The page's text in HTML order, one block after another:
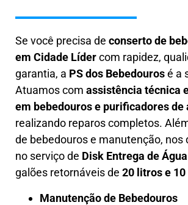
Se você precisa de conserto de
em Cidade Lídercom rapidez,
garantia, a PS dos Bebedourosé a
Atuamos com assistência técnica
em bebedouros e purificadores de
realizando reparos completos.
de bebedouros e manutenção, nos
no serviço de Disk Entrega de
galões retornáveis de 20 litros e
Manutenção de Bebedouros